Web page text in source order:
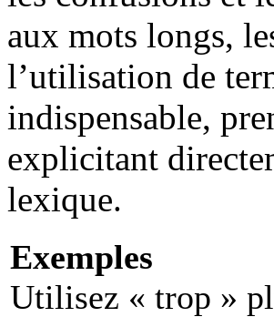
aux mots longs,
l’utilisation de
indispensable,
explicitant
lexique.
Exemples
Utilisez « trop »